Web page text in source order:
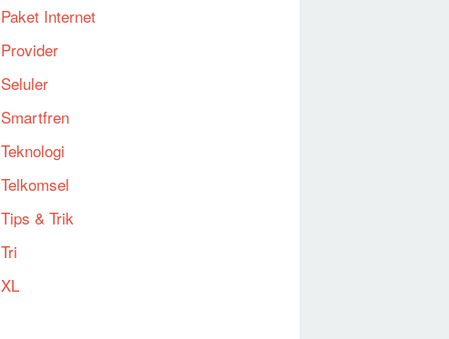
Paket Internet
Provider
Seluler
Smartfren
Teknologi
Telkomsel
Tips & Trik
Tri
XL